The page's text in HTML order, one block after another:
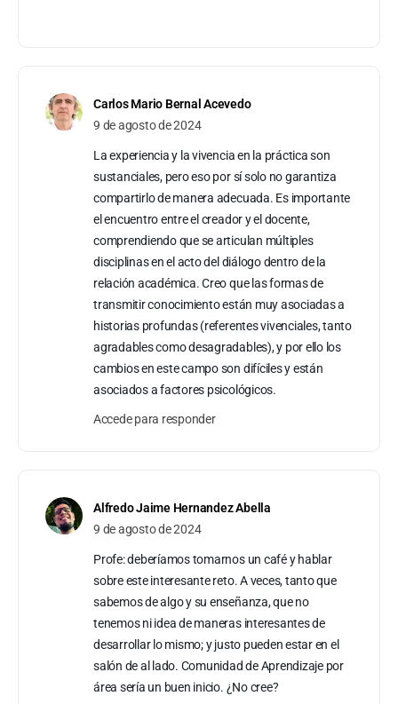
Carlos Mario Bernal Acevedo
9 de agosto de 2024
La experiencia y la vivencia en la práctica son
sustanciales, pero eso por sí solo no garantiza
compartirlo de manera adecuada. Es importante
el encuentro entre el creador y el docente,
comprendiendo que se articulan múltiples
disciplinas en el acto del diálogo dentro de la
relación académica. Creo que las formas de
transmitir conocimiento están muy asociadas a
historias profundas (referentes vivenciales, tanto
agradables como desagradables), y por ello los
cambios en este campo son difíciles y están
asociados a factores psicológicos.
Accede para responder
Alfredo Jaime Hernandez Abella
9 de agosto de 2024
Profe: deberíamos tomarnos un café y hablar
sobre este interesante reto. A veces, tanto que
sabemos de algo y su enseñanza, que no
tenemos ni idea de maneras interesantes de
desarrollar lo mismo; y justo pueden estar en el
salón de al lado. Comunidad de Aprendizaje por
área sería un buen inicio. ¿No cree?